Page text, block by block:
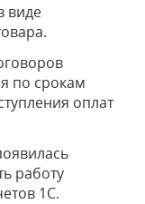
виде
по срокам
оплат
работу
1С.